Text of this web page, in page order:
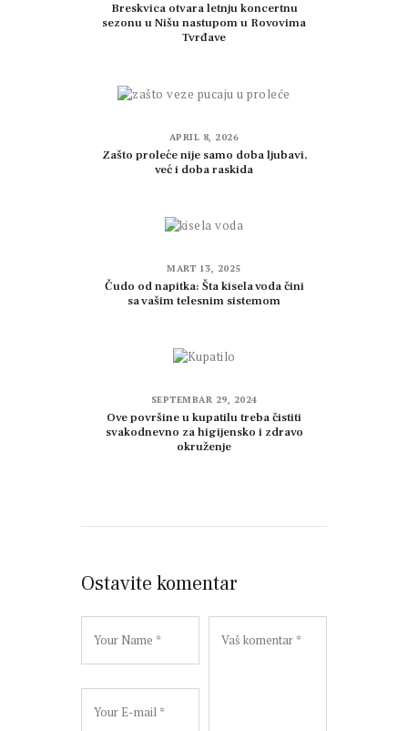
Breskvica otvara letnju koncertnu
sezonu u Nišu nastupom u Rovovima
Tvrđave
APRIL 8, 2026
Zašto proleće nije samo doba ljubavi,
već i doba raskida
MART 13, 2025
Čudo od napitka: Šta kisela voda čini
sa vašim telesnim sistemom
SEPTEMBAR 29, 2024
Ove površine u kupatilu treba čistiti
svakodnevno za higijensko i zdravo
okruženje
Ostavite komentar